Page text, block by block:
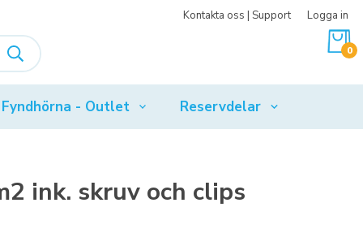
Kontakta oss | Support Logga in
0
Fyndhörna - Outlet Reservdelar
ink. skruv och clips